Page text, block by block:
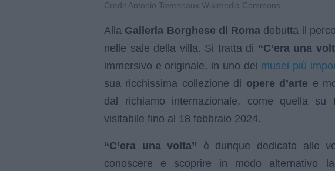
Credit Antonio Taveneaux Wikimedia Commons
Alla Galleria Borghese di Roma debutta il
nelle sale della villa. Si tratta di “C’era una
immersivo e originale, in uno dei musei più
sua ricchissima collezione di opere d’arte e
dal richiamo internazionale, come quella
visitabile fino al 18 febbraio 2024.
“C’era una volta” è dunque dedicato alle
conoscere e scoprire in modo alternativo